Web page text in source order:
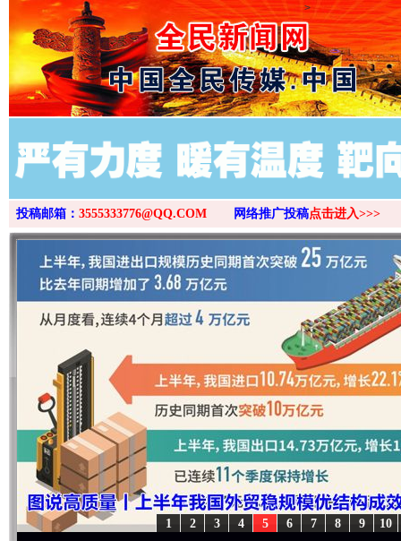
>
投稿邮箱： 3555333776@QQ.COM 网络推广投稿点击进入>>>
10
9
8
7
6
5
4
3
2
1